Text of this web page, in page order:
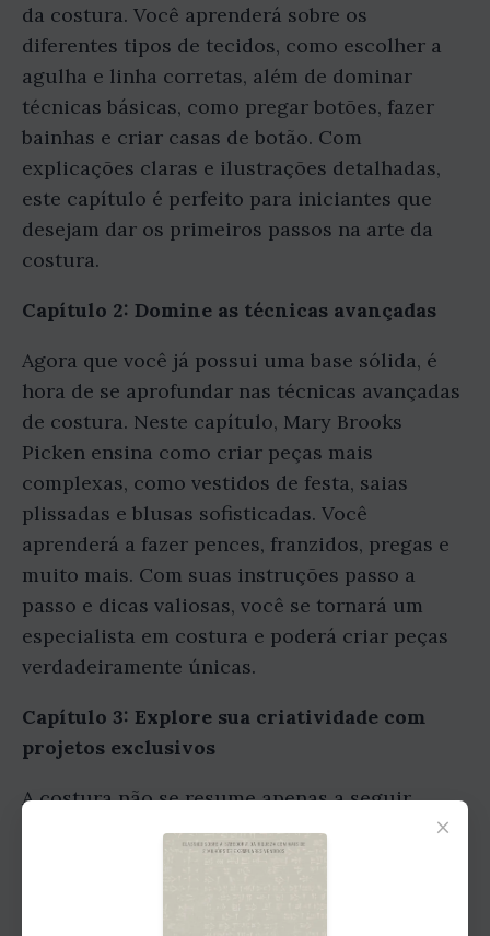
da costura. Você aprenderá sobre os
diferentes tipos de tecidos, como escolher a
agulha e linha corretas, além de dominar
técnicas básicas, como pregar botões, fazer
bainhas e criar casas de botão. Com
explicações claras e ilustrações detalhadas,
este capítulo é perfeito para iniciantes que
desejam dar os primeiros passos na arte da
costura.
Capítulo 2: Domine as técnicas avançadas
Agora que você já possui uma base sólida, é
hora de se aprofundar nas técnicas avançadas
de costura. Neste capítulo, Mary Brooks
Picken ensina como criar peças mais
complexas, como vestidos de festa, saias
plissadas e blusas sofisticadas. Você
aprenderá a fazer pences, franzidos, pregas e
muito mais. Com suas instruções passo a
passo e dicas valiosas, você se tornará um
especialista em costura e poderá criar peças
verdadeiramente únicas.
Capítulo 3: Explore sua criatividade com
projetos exclusivos
A costura não se resume apenas a seguir
moldes e padrões. É uma forma de expressão
artística que permite que você crie peças
×